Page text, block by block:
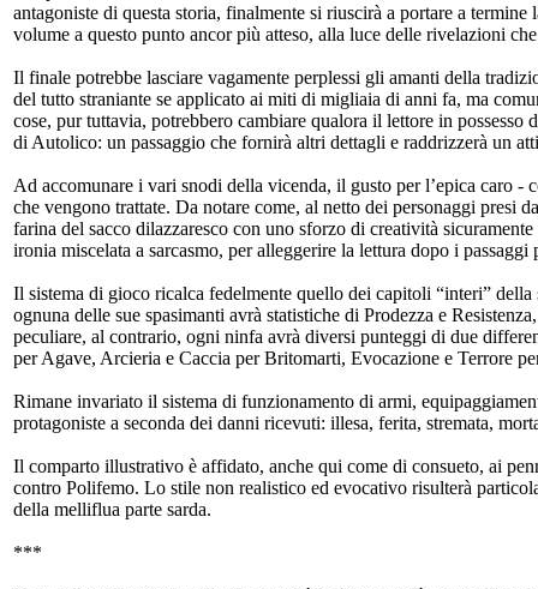
antagoniste di questa storia, finalmente si riuscirà a portare a
volume a questo punto ancor più atteso, alla luce delle rivelazioni
Il finale potrebbe lasciare vagamente perplessi gli amanti della
del tutto straniante se applicato ai miti di migliaia di anni fa, ma
cose, pur tuttavia, potrebbero cambiare qualora il lettore in
di Autolico: un passaggio che fornirà altri dettagli e raddrizzerà un
Ad accomunare i vari snodi della vicenda, il gusto per l’epica caro -
che vengono trattate. Da notare come, al netto dei personaggi presi
farina del sacco dilazzaresco con uno sforzo di creatività
ironia miscelata a sarcasmo, per alleggerire la lettura dopo i
Il sistema di gioco ricalca fedelmente quello dei capitoli “interi”
ognuna delle sue spasimanti avrà statistiche di Prodezza e
peculiare, al contrario, ogni ninfa avrà diversi punteggi di due
per Agave, Arcieria e Caccia per Britomarti, Evocazione e Terrore
Rimane invariato il sistema di funzionamento di armi,
protagoniste a seconda dei danni ricevuti: illesa, ferita, stremata,
Il comparto illustrativo è affidato, anche qui come di consueto, ai
contro Polifemo. Lo stile non realistico ed evocativo risulterà
della melliflua parte sarda.
***